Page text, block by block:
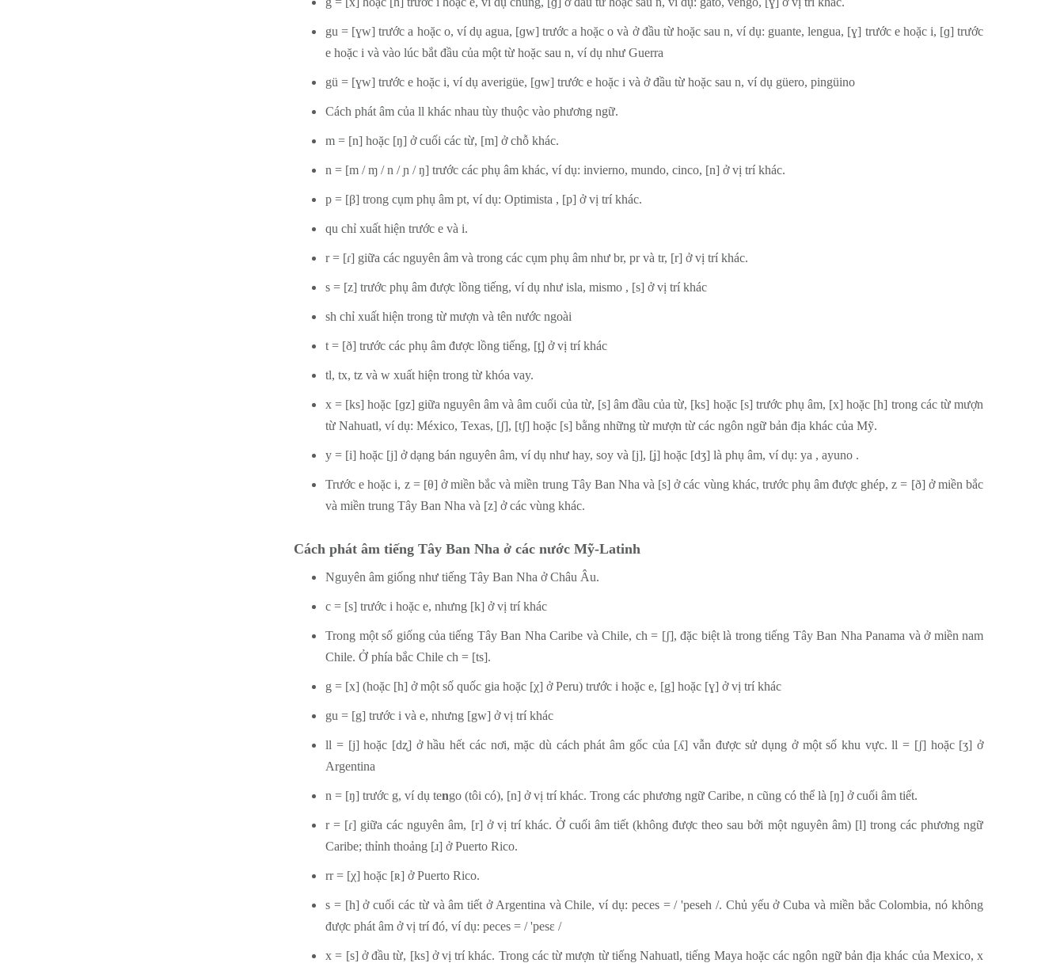
gu = [ɣw] trước a hoặc o, ví dụ agua, [ɡw] trước a hoặc o và ở đầu từ hoặc sau n, ví dụ: guante, lengua, [ɣ] trước e hoặc i, [ɡ] trước
e hoặc i và vào lúc bắt đầu của một từ hoặc sau n, ví dụ như Guerra
gü = [ɣw] trước e hoặc i, ví dụ averigüe, [ɡw] trước e hoặc i và ở đầu từ hoặc sau n, ví dụ güero, pingüino
Cách phát âm của ll khác nhau tùy thuộc vào phương ngữ.
m = [n] hoặc [ŋ] ở cuối các từ, [m] ở chỗ khác.
n = [m / ɱ / n / ɲ / ŋ] trước các phụ âm khác, ví dụ: invierno, mundo, cinco, [n] ở vị trí khác.
p = [β] trong cụm phụ âm pt, ví dụ: Optimista , [p] ở vị trí khác.
qu chỉ xuất hiện trước e và i.
r = [ɾ] giữa các nguyên âm và trong các cụm phụ âm như br, pr và tr, [r] ở vị trí khác.
s = [z] trước phụ âm được lồng tiếng, ví dụ như isla, mismo , [s] ở vị trí khác
sh chỉ xuất hiện trong từ mượn và tên nước ngoài
t = [ð] trước các phụ âm được lồng tiếng, [t̪] ở vị trí khác
tl, tx, tz và w xuất hiện trong từ khóa vay.
x = [ks] hoặc [ɡz] giữa nguyên âm và âm cuối của từ, [s] âm đầu của từ, [ks] hoặc [s] trước phụ âm, [x] hoặc [h] trong các từ mượn
từ Nahuatl, ví dụ: México, Texas, [ʃ], [tʃ] hoặc [s] bằng những từ mượn từ các ngôn ngữ bản địa khác của Mỹ.
y = [i] hoặc [j] ở dạng bán nguyên âm, ví dụ như hay, soy và [j], [ʝ] hoặc [dʒ] là phụ âm, ví dụ: ya , ayuno .
Trước e hoặc i, z = [θ] ở miền bắc và miền trung Tây Ban Nha và [s] ở các vùng khác, trước phụ âm được ghép, z = [ð] ở miền bắc
và miền trung Tây Ban Nha và [z] ở các vùng khác.
Cách phát âm tiếng Tây Ban Nha ở các nước Mỹ-Latinh
Nguyên âm giống như tiếng Tây Ban Nha ở Châu Âu.
c = [s] trước i hoặc e, nhưng [k] ở vị trí khác
Trong một số giống của tiếng Tây Ban Nha Caribe và Chile, ch = [ʃ], đặc biệt là trong tiếng Tây Ban Nha Panama và ở miền nam
Chile. Ở phía bắc Chile ch = [ts].
g = [x] (hoặc [h] ở một số quốc gia hoặc [χ] ở Peru) trước i hoặc e, [g] hoặc [ɣ] ở vị trí khác
gu = [g] trước i và e, nhưng [gw] ở vị trí khác
ll = [j] hoặc [dʐ] ở hầu hết các nơi, mặc dù cách phát âm gốc của [ʎ] vẫn được sử dụng ở một số khu vực. ll = [ʃ] hoặc [ʒ] ở
Argentina
n = [ŋ] trước g, ví dụ tengo (tôi có), [n] ở vị trí khác. Trong các phương ngữ Caribe, n cũng có thể là [ŋ] ở cuối âm tiết.
r = [ɾ] giữa các nguyên âm, [r] ở vị trí khác. Ở cuối âm tiết (không được theo sau bởi một nguyên âm) [l] trong các phương ngữ
Caribe; thỉnh thoảng [ɹ] ở Puerto Rico.
rr = [χ] hoặc [ʀ] ở Puerto Rico.
s = [h] ở cuối các từ và âm tiết ở Argentina và Chile, ví dụ: peces = / 'peseh /. Chủ yếu ở Cuba và miền bắc Colombia, nó không
được phát âm ở vị trí đó, ví dụ: peces = / 'pesε /
x = [s] ở đầu từ, [ks] ở vị trí khác. Trong các từ mượn từ tiếng Nahuatl, tiếng Maya hoặc các ngôn ngữ bản địa khác của Mexico, x